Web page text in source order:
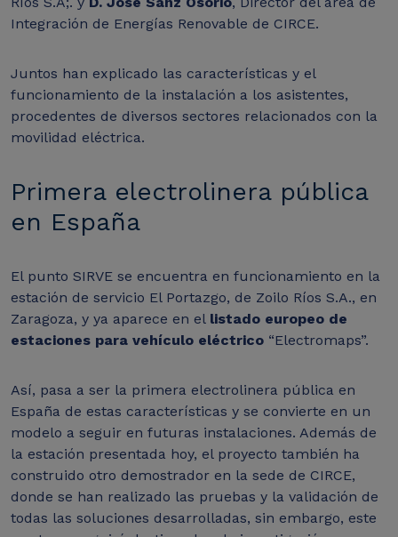
Integración de Energías Renovable de CIRCE.
Juntos han explicado las características y el
funcionamiento de la instalación a los asistentes,
procedentes de diversos sectores relacionados con la
movilidad eléctrica.
Primera electrolinera pública
en España
El punto SIRVE se encuentra en funcionamiento en la
estación de servicio El Portazgo, de Zoilo Ríos S.A., en
Zaragoza, y ya aparece en el listado europeo de
estaciones para vehículo eléctrico “Electromaps”.
Así, pasa a ser la primera electrolinera pública en
España de estas características y se convierte en un
modelo a seguir en futuras instalaciones. Además de
la estación presentada hoy, el proyecto también ha
construido otro demostrador en la sede de CIRCE,
donde se han realizado las pruebas y la validación de
todas las soluciones desarrolladas, sin embargo, este